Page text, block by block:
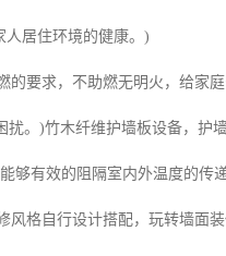
人居住环境的健康。)
的要求，不助燃无明火，给家
。)竹木纤维护墙板设备，护
够有效的阻隔室内外温度的传
风格自行设计搭配，玩转墙面